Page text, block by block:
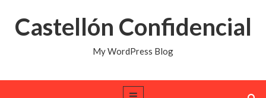
Castellón Confidencial
My WordPress Blog